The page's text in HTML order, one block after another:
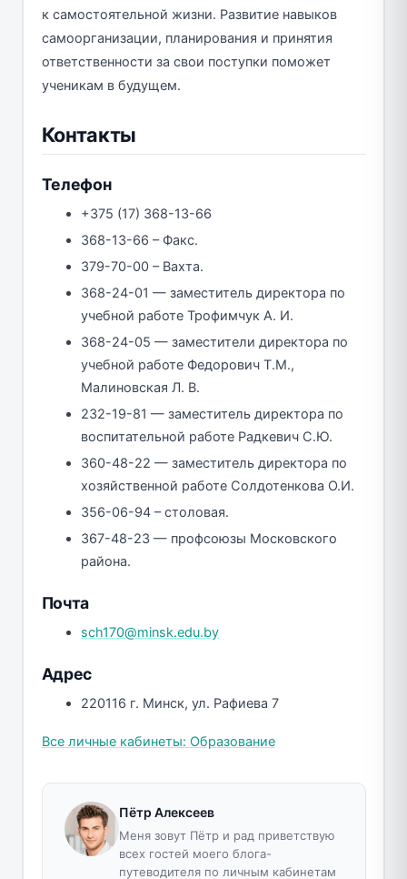
к самостоятельной жизни. Развитие навыков
самоорганизации, планирования и принятия
ответственности за свои поступки поможет
ученикам в будущем.
Контакты
Телефон
+375 (17) 368-13-66
368-13-66 – Факс.
379-70-00 – Вахта.
368-24-01 — заместитель директора по
учебной работе Трофимчук А. И.
368-24-05 — заместители директора по
учебной работе Федорович Т.М.,
Малиновская Л. В.
232-19-81 — заместитель директора по
воспитательной работе Радкевич С.Ю.
360-48-22 — заместитель директора по
хозяйственной работе Солдотенкова О.И.
356-06-94 – столовая.
367-48-23 — профсоюзы Московского
района.
Почта
sch170@minsk.edu.by
Адрес
220116 г. Минск, ул. Рафиева 7
Все личные кабинеты: Образование
Пётр Алексеев
Меня зовут Пётр и рад приветствую
всех гостей моего блога-
путеводителя по личным кабинетам